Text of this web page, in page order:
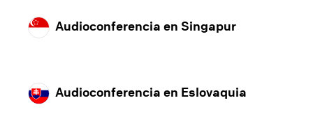
Audioconferencia en Singapur
Audioconferencia en Eslovaquia